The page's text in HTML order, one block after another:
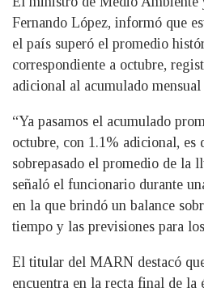
Fernando López, informó que
el país superó el promedio
correspondiente a octubre,
adicional al acumulado
“Ya pasamos el acumulado
octubre, con 1.1% adicional, es
sobrepasado el promedio de la
señaló el funcionario durante
en la que brindó un balance
tiempo y las previsiones para
El titular del MARN destacó
encuentra en la recta final de la